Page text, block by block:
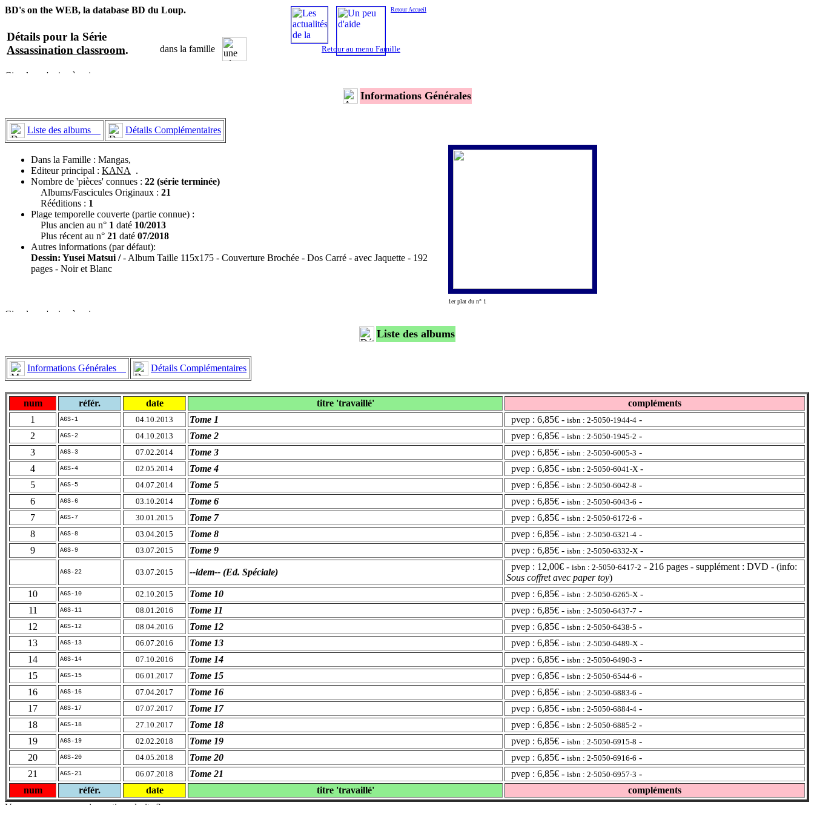
BD's on the WEB, la database BD du Loup.
Détails pour la Série
Assassination classroom. dans la famille Retour au menu Famille
Informations Générales
Liste des albums Détails Complémentaires
Dans la Famille : Mangas,
Editeur principal : KANA
.
Nombre de 'pièces' connues : 22 (série terminée)
Albums/Fascicules Originaux : 21
Rééditions : 1
Plage temporelle couverte (partie connue) :
Plus ancien au n° 1 daté 10/2013
Plus récent au n° 21 daté 07/2018
Autres informations (par défaut):
Dessin: Yusei Matsui /- Album Taille 115x175 - Couverture Brochée - Dos Carré - avec Jaquette - 192
pages - Noir et Blanc
1er plat du n° 1
Liste des albums
Informations Générales Détails Complémentaires
num référ. date titre 'travaillé'
compléments
1
A6S-1 04.10.2013 Tome 1 pvep : 6,85€ - isbn : 2-5050-1944-4 -
2
A6S-2 04.10.2013 Tome 2 pvep : 6,85€ - isbn : 2-5050-1945-2 -
3
A6S-3 07.02.2014 Tome 3 pvep : 6,85€ - isbn : 2-5050-6005-3 -
4
A6S-4 02.05.2014 Tome 4 pvep : 6,85€ - isbn : 2-5050-6041-X -
5
A6S-5 04.07.2014 Tome 5 pvep : 6,85€ - isbn : 2-5050-6042-8 -
6
A6S-6 03.10.2014 Tome 6 pvep : 6,85€ - isbn : 2-5050-6043-6 -
7
A6S-7 30.01.2015 Tome 7 pvep : 6,85€ - isbn : 2-5050-6172-6 -
8
A6S-8 03.04.2015 Tome 8 pvep : 6,85€ - isbn : 2-5050-6321-4 -
9
A6S-9 03.07.2015 Tome 9 pvep : 6,85€ - isbn : 2-5050-6332-X -
A6S-22 03.07.2015 --idem-- (Ed. Spéciale)
pvep : 12,00€ - isbn : 2-5050-6417-2 - 216 pages - supplément : DVD - (info:
Sous coffret avec paper toy)
10
A6S-10 02.10.2015 Tome 10 pvep : 6,85€ - isbn : 2-5050-6265-X -
11
A6S-11 08.01.2016 Tome 11 pvep : 6,85€ - isbn : 2-5050-6437-7 -
12
A6S-12 08.04.2016 Tome 12 pvep : 6,85€ - isbn : 2-5050-6438-5 -
13
A6S-13 06.07.2016 Tome 13 pvep : 6,85€ - isbn : 2-5050-6489-X -
14
A6S-14 07.10.2016 Tome 14 pvep : 6,85€ - isbn : 2-5050-6490-3 -
15
A6S-15 06.01.2017 Tome 15 pvep : 6,85€ - isbn : 2-5050-6544-6 -
16
A6S-16 07.04.2017 Tome 16 pvep : 6,85€ - isbn : 2-5050-6883-6 -
17
A6S-17 07.07.2017 Tome 17 pvep : 6,85€ - isbn : 2-5050-6884-4 -
18
A6S-18 27.10.2017 Tome 18 pvep : 6,85€ - isbn : 2-5050-6885-2 -
19
A6S-19 02.02.2018 Tome 19 pvep : 6,85€ - isbn : 2-5050-6915-8 -
20
A6S-20 04.05.2018 Tome 20 pvep : 6,85€ - isbn : 2-5050-6916-6 -
21
A6S-21 06.07.2018 Tome 21 pvep : 6,85€ - isbn : 2-5050-6957-3 -
num
référ. date titre 'travaillé' compléments
Retour Accueil